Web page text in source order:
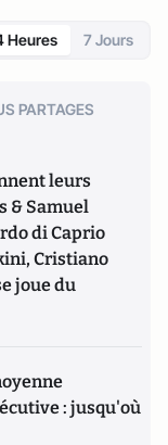
Heures 7 Jours
PARTAGES
leurs
& Samuel
di Caprio
Cristiano
joue du
: jusqu'où